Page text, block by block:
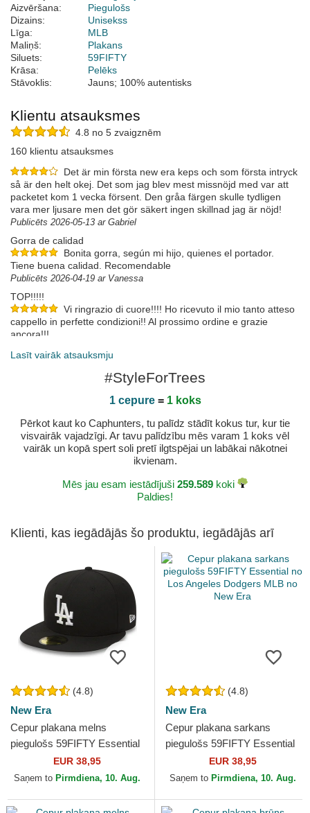
Aizvēršana:
Piegulošs
Dizains:
Unisekss
Līga:
MLB
Maliņš:
Plakans
Siluets:
59FIFTY
Krāsa:
Pelēks
Stāvoklis:
Jauns; 100% autentisks
Klientu atsauksmes
4.8 no 5 zvaigznēm
160 klientu atsauksmes
Det är min första new era keps och som första intryck
så är den helt okej. Det som jag blev mest missnöjd med var att
packetet kom 1 vecka försent. Den gråa färgen skulle tydligen
vara mer ljusare men det gör säkert ingen skillnad jag är nöjd!
Publicēts 2026-05-13 ar Gabriel
Gorra de calidad
Bonita gorra, según mi hijo, quienes el portador.
Tiene buena calidad. Recomendable
Publicēts 2026-04-19 ar Vanessa
TOP!!!!!
Vi ringrazio di cuore!!!! Ho ricevuto il mio tanto atteso
cappello in perfette condizioni!! Al prossimo ordine e grazie
ancora!!!
Publicēts 2025-06-10 ar Dawid
Lasīt vairāk atsauksmju
#StyleForTrees
1 cepure= 1 koks
Pērkot kaut ko Caphunters, tu palīdz stādīt kokus tur, kur tie
visvairāk vajadzīgi. Ar tavu palīdzību mēs varam 1 koks vēl
vairāk un kopā spert soli pretī ilgtspējai un labākai nākotnei
ikvienam.
Mēs jau esam iestādījuši 259.589 koki
Paldies!
Klienti, kas iegādājās šo produktu, iegādājās arī
(4.8)
New Era
Cepur plakana melns
piegulošs 59FIFTY Essential
no Los Angeles Dodgers
MLB no New Era
EUR 38,95
Saņem to Pirmdiena, 10. Aug.
(4.8)
New Era
Cepur plakana sarkans
piegulošs 59FIFTY Essential
no Los Angeles Dodgers
MLB no New Era
EUR 38,95
Saņem to Pirmdiena, 10. Aug.